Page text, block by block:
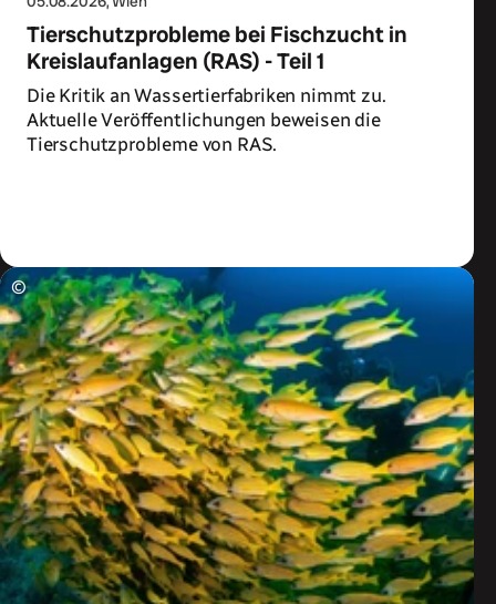
Tierschutzprobleme bei Fischzucht in
Kreislaufanlagen (RAS) - Teil 1
Die Kritik an Wassertierfabriken nimmt zu.
Aktuelle Veröffentlichungen beweisen die
Tierschutzprobleme von RAS.
©